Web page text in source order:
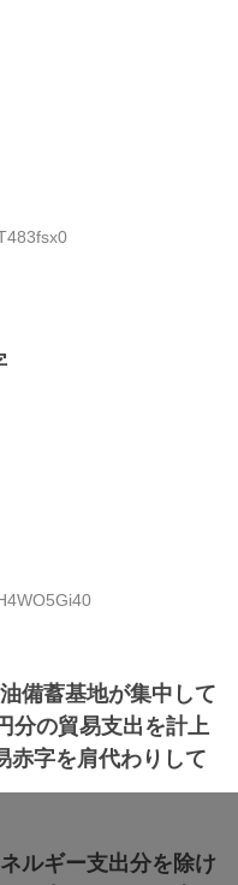
備蓄基地が集中して
分の貿易支出を計上
赤字を肩代わりして
ルギー支出分を除け